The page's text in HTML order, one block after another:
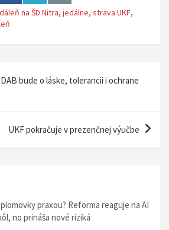
na ŠD Nitra, jedálne, strava UKF,
bude o láske, tolerancii i ochrane
UKF pokračuje v prezenčnej výučbe
praxou? Reforma reaguje na AI
no prináša nové riziká